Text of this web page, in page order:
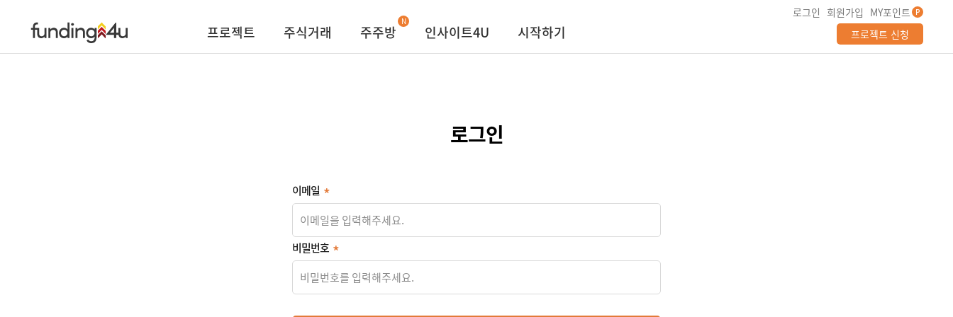
로그인 회원가입 MY포인트 P
프로젝트 주식거래
N
주주방 인사이트4U 시작하기 프로젝트 신청
로그인
이메일
비밀번호